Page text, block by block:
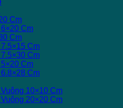
Cm
Cm
Cm
Cm
Cm
Cm
Cm
10×10 Cm
20×20 Cm